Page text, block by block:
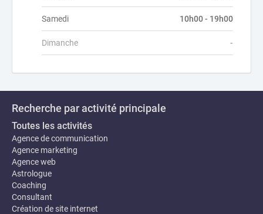
Samedi 10h00 - 19h00
Dimanche -
Recherche par activité principale
Toutes les activités
Agence de communication
Agence marketing
Agence web
Astrologue
Coaching
Consultant
Création de site internet